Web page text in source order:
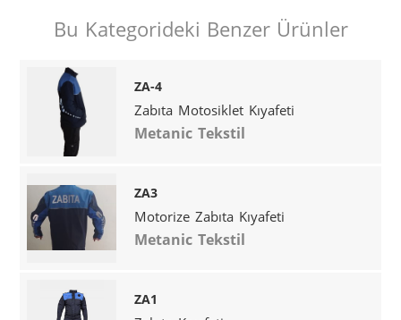
Bu Kategorideki Benzer Ürünler
ZA-4
Zabıta Motosiklet Kıyafeti
Metanic Tekstil
ZA3
Motorize Zabıta Kıyafeti
Metanic Tekstil
ZA1